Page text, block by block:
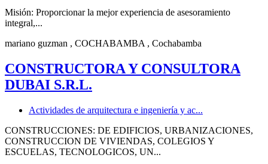
Misión: Proporcionar la mejor experiencia de asesoramiento
integral,...
mariano guzman , COCHABAMBA , Cochabamba
CONSTRUCTORA Y CONSULTORA
DUBAI S.R.L.
Actividades de arquitectura e ingeniería y ac...
CONSTRUCCIONES: DE EDIFICIOS, URBANIZACIONES,
CONSTRUCCION DE VIVIENDAS, COLEGIOS Y
ESCUELAS, TECNOLOGICOS, UN...